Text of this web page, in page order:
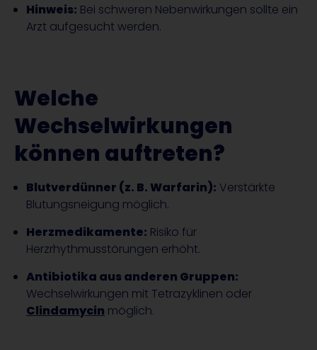
Hinweis: Bei schweren Nebenwirkungen sollte ein
Arzt aufgesucht werden.
Welche
Wechselwirkungen
können auftreten?
Blutverdünner (z. B. Warfarin): Verstärkte
Blutungsneigung möglich.
Herzmedikamente: Risiko für
Herzrhythmusstörungen erhöht.
Antibiotika aus anderen Gruppen:
Wechselwirkungen mit Tetrazyklinen oder
Clindamycin möglich.